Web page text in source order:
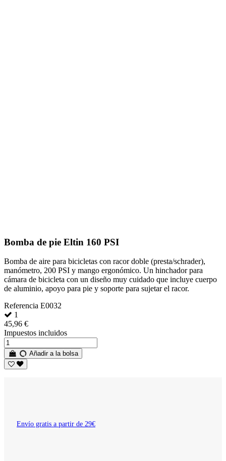
Bomba de pie Eltin 160 PSI
Bomba de aire para bicicletas con racor doble (presta/schrader),
manómetro, 200 PSI y mango ergonómico. Un hinchador para
cámara de bicicleta con un diseño muy cuidado que incluye cuerpo
de aluminio, apoyo para pie y soporte para sujetar el racor.
Referencia E0032
1
45,96 €
Impuestos incluidos
Añadir a la bolsa
Envío gratis a partir de 29€